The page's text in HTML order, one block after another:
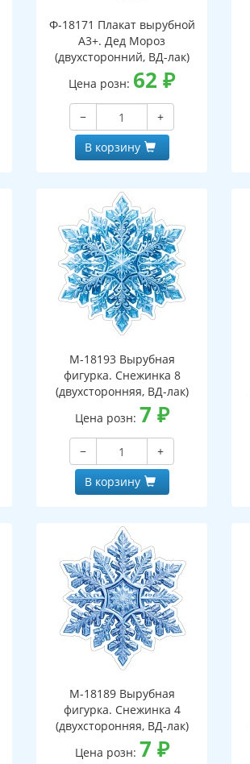
Ф-18171 Плакат вырубной
А3+. Дед Мороз
(двухсторонний, ВД-лак)
Цена розн: 62₽
−
+
В корзину
М-18193 Вырубная
фигурка. Снежинка 8
(двухсторонняя, ВД-лак)
Цена розн: 7 ₽
−
+
В корзину
М-18189 Вырубная
фигурка. Снежинка 4
(двухсторонняя, ВД-лак)
Цена розн: 7 ₽